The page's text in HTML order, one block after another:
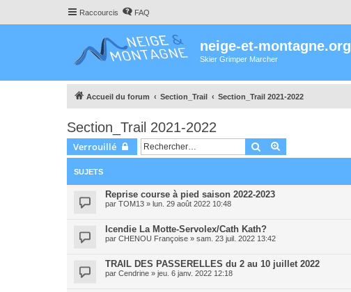
Raccourcis FAQ
neige-et-montagne.org
Skier Grimper Marcher
Accueil du forum Section_Trail Section_Trail 2021-2022
Section_Trail 2021-2022
Verrouillé Rechercher
SUJETS
Reprise course à pied saison 2022-2023
par TOM13 » lun. 29 août 2022 10:48
Icendie La Motte-Servolex/Cath Kath?
par CHENOU Françoise » sam. 23 juil. 2022 13:42
TRAIL DES PASSERELLES du 2 au 10 juillet 2022
par Cendrine » jeu. 6 janv. 2022 12:18